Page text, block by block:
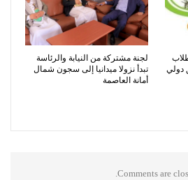
دولي
لجنة مشتركة من النيابة والرئاسة
تبدأ نزولا ميدانيا إلى سجون شمال
أمانة العاصمة
Comments are